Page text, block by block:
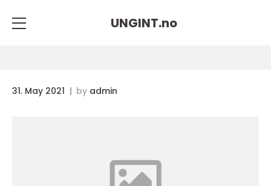
UNGINT.no
31. May 2021 by admin